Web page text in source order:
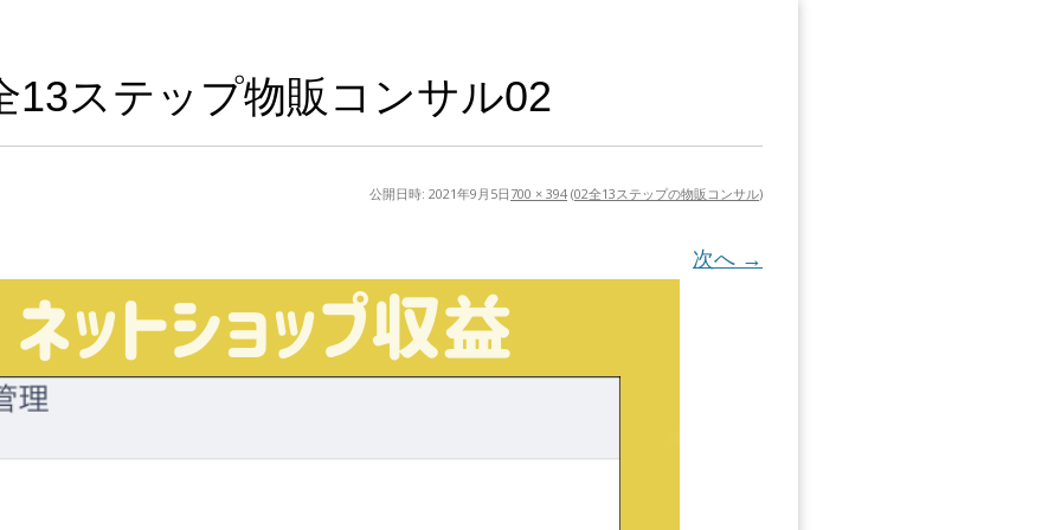
13ステップ物販コンサル02
公開日時: 2021年9月5日700 × 394 (02全13ステップの物販コンサル)
次へ →